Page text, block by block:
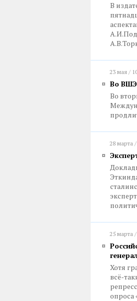
В
23 мая /
Во ВШЭ
Во
28 марта
25 марта
Хотя
всё-
опроса